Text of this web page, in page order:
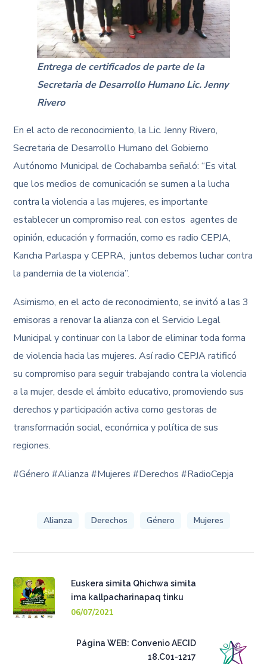
Entrega de certificados de parte de la
Secretaria de Desarrollo Humano Lic. Jenny
Rivero
En el acto de reconocimiento, la Lic. Jenny Rivero,
Secretaria de Desarrollo Humano del Gobierno
Autónomo Municipal de Cochabamba señaló: “Es vital
que los medios de comunicación se sumen a la lucha
contra la violencia a las mujeres, es importante
establecer un compromiso real con estos agentes de
opinión, educación y formación, como es radio CEPJA,
Kancha Parlaspa y CEPRA, juntos debemos luchar contra
la pandemia de la violencia”.
Asimismo, en el acto de reconocimiento, se invitó a las 3
emisoras a renovar la alianza con el Servicio Legal
Municipal y continuar con la labor de eliminar toda forma
de violencia hacia las mujeres. Así radio CEPJA ratificó
su compromiso para seguir trabajando contra la violencia
a la mujer, desde el ámbito educativo, promoviendo sus
derechos y participación activa como gestoras de
transformación social, económica y política de sus
regiones.
#Género #Alianza #Mujeres #Derechos #RadioCepja
Alianza Derechos Género Mujeres
Euskera simita Qhichwa simita
ima kallpacharinapaq tinku
06/07/2021
Página WEB: Convenio AECID
18.C01-1217